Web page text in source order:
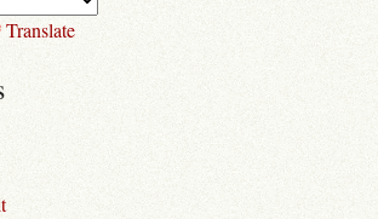
Translate